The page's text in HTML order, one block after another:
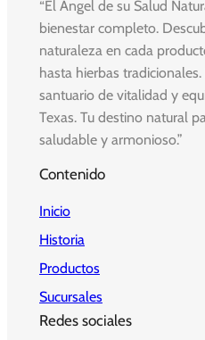
“El Ángel de su Salud
bienestar completo.
naturaleza en cada
hasta hierbas
santuario de vitalidad y
Texas. Tu destino natural
saludable y armonioso.”
Contenido
Inicio
Historia
Productos
Sucursales
Redes sociales